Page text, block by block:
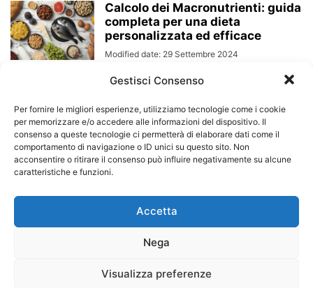
Gestisci Consenso
Per fornire le migliori esperienze, utilizziamo tecnologie come i cookie
per memorizzare e/o accedere alle informazioni del dispositivo. Il
consenso a queste tecnologie ci permetterà di elaborare dati come il
comportamento di navigazione o ID unici su questo sito. Non
acconsentire o ritirare il consenso può influire negativamente su alcune
caratteristiche e funzioni.
Accetta
Nega
Visualizza preferenze
Calcolo dei Macronutrienti: guida
completa per una dieta
personalizzata ed efficace
Modified date: 29 Settembre 2024